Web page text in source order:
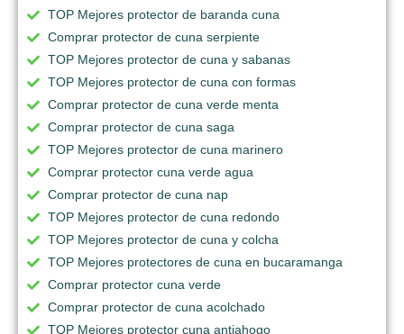
TOP Mejores protector de baranda cuna
Comprar protector de cuna serpiente
TOP Mejores protector de cuna y sabanas
TOP Mejores protector de cuna con formas
Comprar protector de cuna verde menta
Comprar protector de cuna saga
TOP Mejores protector de cuna marinero
Comprar protector cuna verde agua
Comprar protector de cuna nap
TOP Mejores protector de cuna redondo
TOP Mejores protector de cuna y colcha
TOP Mejores protectores de cuna en bucaramanga
Comprar protector cuna verde
Comprar protector de cuna acolchado
TOP Mejores protector cuna antiahogo